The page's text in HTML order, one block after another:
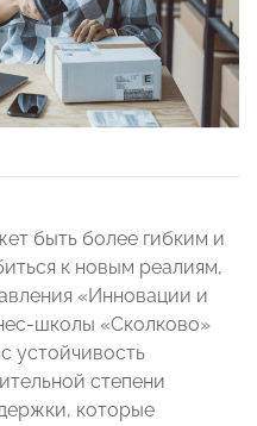
быть более гибким и
к новым реалиям,
«Инновации и
школы «Сколково»
устойчивость
степени
которые